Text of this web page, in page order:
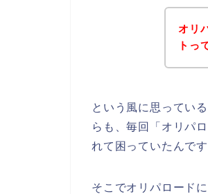
オリ
トっ
という風に思ってい
らも、毎回「オリパ
れて困っていたんです
そこでオリパロード